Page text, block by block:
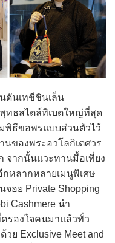
นเทชีชินเล็น
พุทธสไตล์ทิเบตใหญ่ที่สุด
มพิธีขอพรแบบส่วนตัวไว้
นของพระอวโลกิเตศวร
จากนั้นแวะทานมื้อเที่ยง
กหลากหลายเมนูพิเศษ
อย Private Shopping
Cashmere นำ
รองใจคนมาแล้วทั่ว
ย Exclusive Meet and